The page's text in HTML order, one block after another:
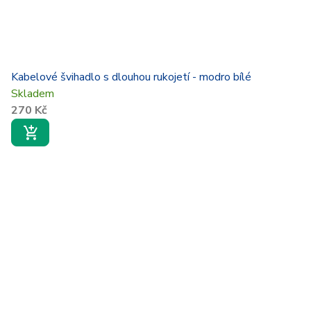
Kabelové švihadlo s dlouhou rukojetí - modro bílé
Skladem
270 Kč